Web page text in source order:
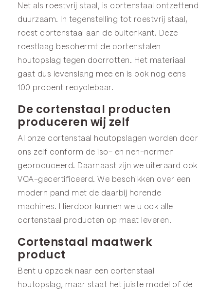
Net als roestvrij staal, is cortenstaal ontzettend
duurzaam. In tegenstelling tot roestvrij staal,
roest cortenstaal aan de buitenkant. Deze
roestlaag beschermt de cortenstalen
houtopslag tegen doorrotten. Het materiaal
gaat dus levenslang mee en is ook nog eens
100 procent recyclebaar.
De cortenstaal producten
produceren wij zelf
Al onze cortenstaal houtopslagen worden door
ons zelf conform de iso- en nen-normen
geproduceerd. Daarnaast zijn we uiteraard ook
VCA-gecertificeerd. We beschikken over een
modern pand met de daarbij horende
machines. Hierdoor kunnen we u ook alle
cortenstaal producten op maat leveren.
Cortenstaal maatwerk
product
Bent u opzoek naar een cortenstaal
houtopslag, maar staat het juiste model of de